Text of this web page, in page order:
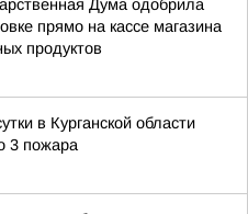
Дума одобрила
прямо на кассе магазина
продуктов
в Курганской области
3 пожара